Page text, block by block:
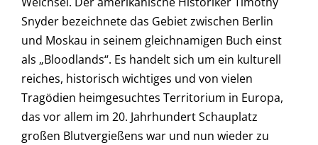
Snyder bezeichnete das Gebiet zwischen Berlin
und Moskau in seinem gleichnamigen Buch einst
als „Bloodlands“. Es handelt sich um ein kulturell
reiches, historisch wichtiges und von vielen
Tragödien heimgesuchtes Territorium in Europa,
das vor allem im 20. Jahrhundert Schauplatz
großen Blutvergießens war und nun wieder zu